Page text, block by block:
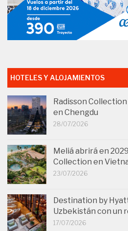
HOTELES Y ALOJAMIENTOS
Radisson
en Chengdu
28/07/2026
Meliá abrirá en
Collection en
23/07/2026
Destination by
Uzbekistán con un
17/07/2026